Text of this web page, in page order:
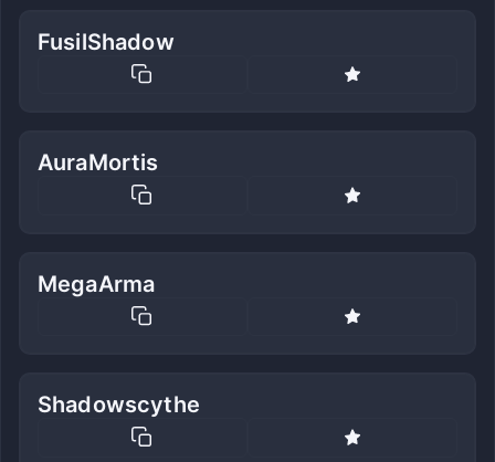
FusilShadow
AuraMortis
MegaArma
Shadowscythe